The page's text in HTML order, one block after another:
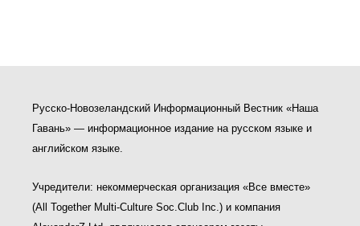
Русско-Новозеландский Информационный Вестник «Наша
Гавань» — информационное издание на русском языке и
английском языке.
Учредители: некоммерческая организация «Все вместе»
(All Together Multi-Culture Soс.Club Inc.) и компания